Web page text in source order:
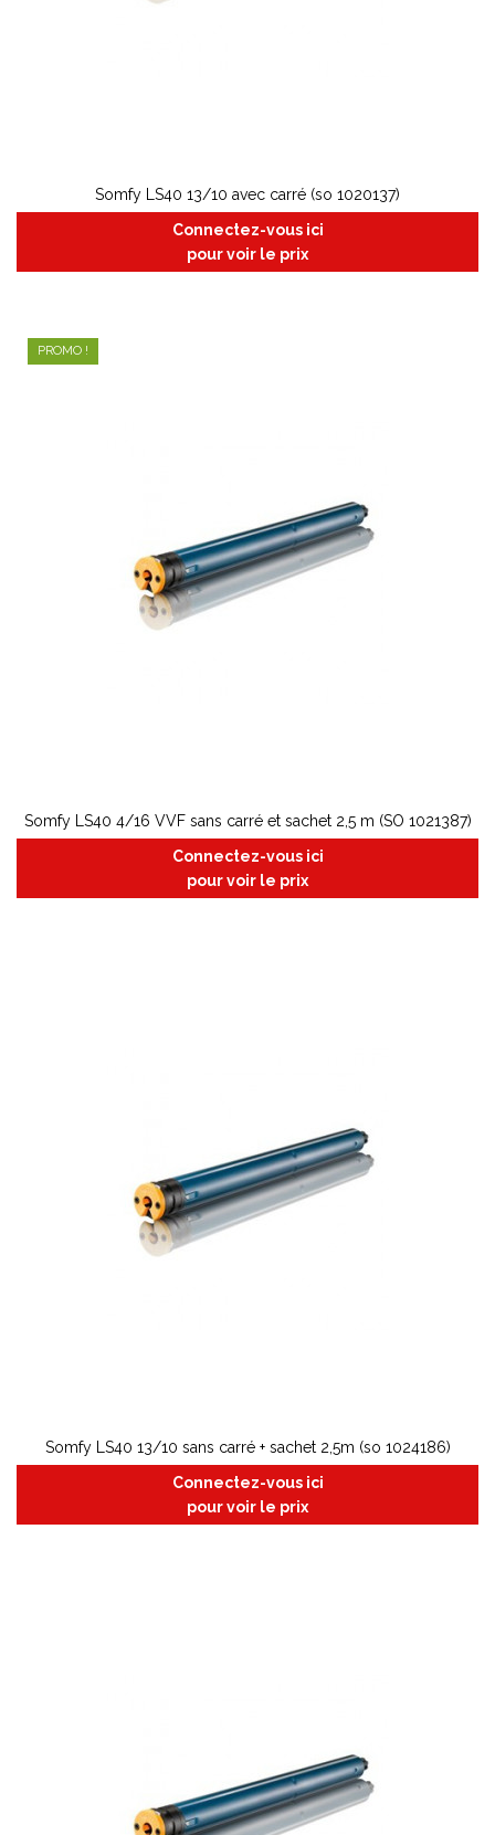
Somfy LS40 13/10 avec carré (so 1020137)
Connectez-vous ici
pour voir le prix
Somfy LS40 4/16 VVF sans carré et sachet 2,5 m (SO 1021387)
Connectez-vous ici
pour voir le prix
PROMO !
Somfy LS40 13/10 sans carré + sachet 2,5m (so 1024186)
Connectez-vous ici
pour voir le prix